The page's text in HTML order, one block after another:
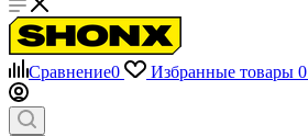
Сравнение0 Избранные товары 0